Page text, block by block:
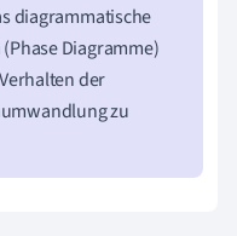
diagrammatische
Diagramme)
der
zu